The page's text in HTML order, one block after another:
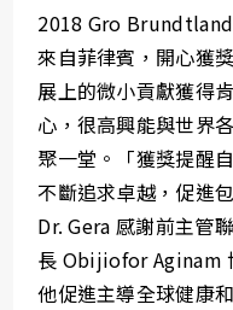
2018 Gro
來自菲律賓，開心獲
展上的微小貢獻獲得
心，很高興能與世界
聚一堂。「獲獎提醒
不斷追求卓越，促進
Dr. Gera 感謝前主管
長 Obijiofor Aginam
他促進主導全球健康